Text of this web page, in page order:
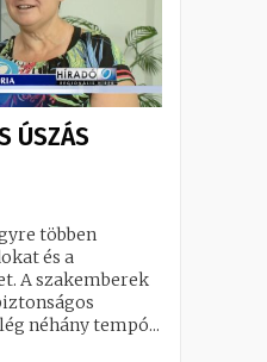
ÚSZÁS
többen
és a
A szakemberek
néhány tempó...